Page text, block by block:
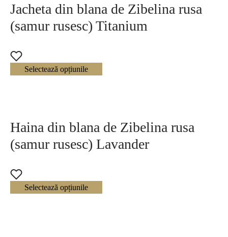
Jacheta din blana de Zibelina rusa
(samur rusesc) Titanium
Selectează opțiunile
Haina din blana de Zibelina rusa
(samur rusesc) Lavander
Selectează opțiunile